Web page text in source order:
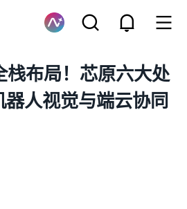
栈布局！芯原六大处
人视觉与端云协同